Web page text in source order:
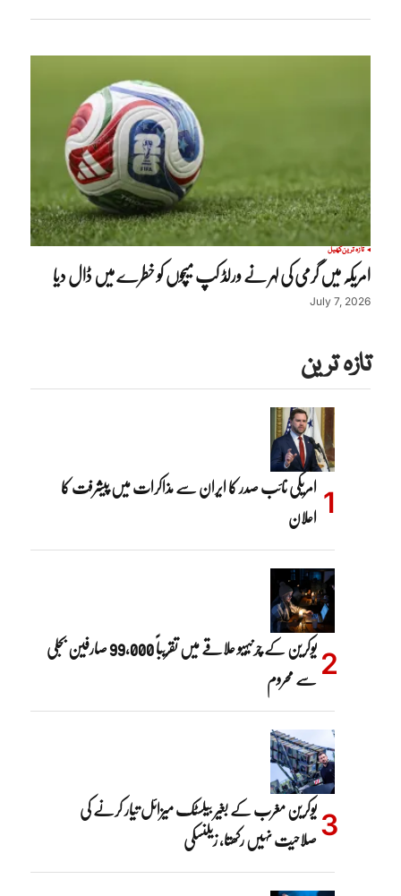
تازہ ترینکھیل
امریکہ میں گرمی کی لہر نے ورلڈ کپ میچوں کو خطرے میں ڈال دیا
July 7, 2026
تازہ ترین
امریکی نائب صدر کا ایران سے مذاکرات میں پیشرفت کا
اعلان
یوکرین کے چرنیہیو علاقے میں تقریباً 99,000 صارفین بجلی
سے محروم
یوکرین مغرب کے بغیر بیلسٹک میزائل تیار کرنے کی
صلاحیت نہیں رکھتا، زیلنسکی